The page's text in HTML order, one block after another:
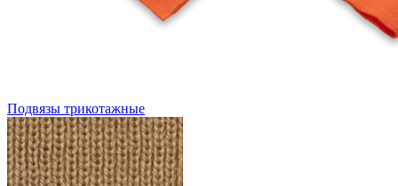
Подвязы трикотажные